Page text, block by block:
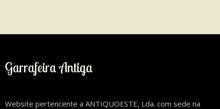
Garrafeira Antiga
Website pertencente a ANTIQUOESTE, Lda. com sede na